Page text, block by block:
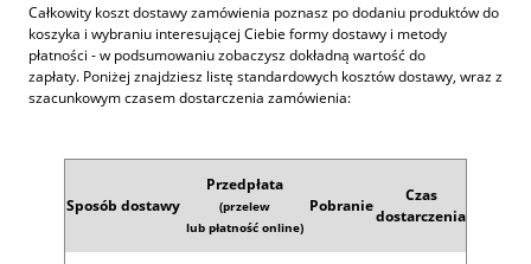
Całkowity koszt dostawy zamówienia poznasz po dodaniu produktów do
koszyka i wybraniu interesującej Ciebie formy dostawy i metody
płatności - w podsumowaniu zobaczysz dokładną wartość do
zapłaty. Poniżej znajdziesz listę standardowych kosztów dostawy, wraz z
szacunkowym czasem dostarczenia zamówienia:
Sposób dostawy
Przedpłata
(przelew
lub płatność online)
Pobranie
Czas
dostarczenia